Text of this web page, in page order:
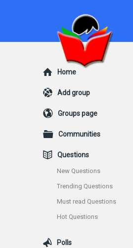
Questions
BanglaQuiz
Explore
Home
Add group
Groups page
Communities
Questions
New Questions
Trending Questions
Must read Questions
Hot Questions
Polls